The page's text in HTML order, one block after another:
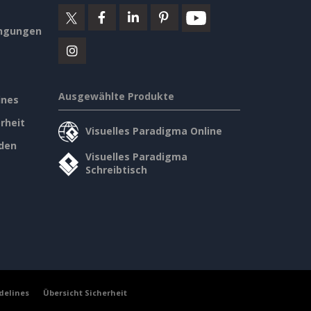
Ausgewählte Produkte
Visuelles Paradigma Online
Visuelles Paradigma
Schreibtisch
Übersicht Sicherheit